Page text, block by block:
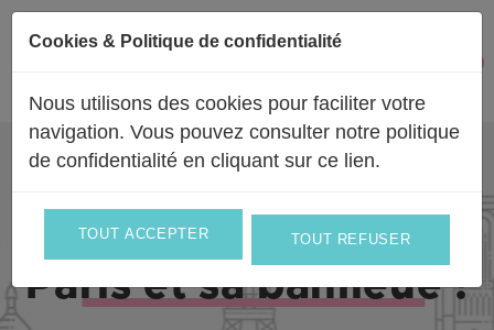
Passer au contenu
Livraison partout enFrance
Europe
et le jour même sur
Paris et sa banlieue !
Cookies & Politique de confidentialité
Nous utilisons des cookies pour faciliter votre
navigation. Vous pouvez consulter notre politique
de confidentialité en cliquant sur ce lien.
TOUT ACCEPTER TOUT REFUSER